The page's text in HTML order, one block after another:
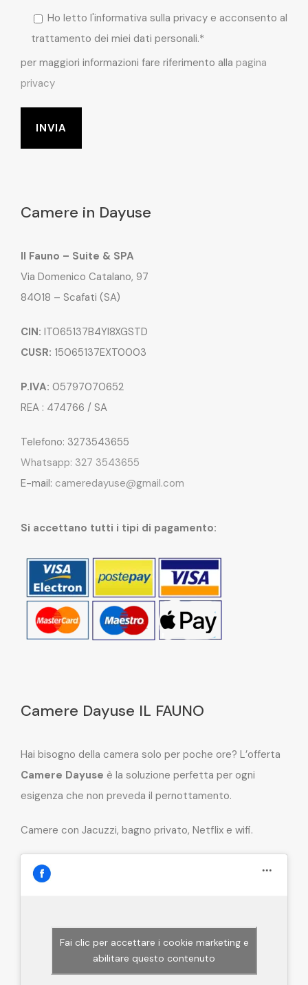
Ho letto l'informativa sulla privacy e acconsento al
trattamento dei miei dati personali.*
per maggiori informazioni fare riferimento alla pagina
privacy
Camere in Dayuse
Il Fauno – Suite & SPA
Via Domenico Catalano, 97
84018 – Scafati (SA)
CIN: IT065137B4YI8XGSTD
CUSR: 15065137EXT0003
P.IVA: 05797070652
REA : 474766 / SA
Telefono: 3273543655
Whatsapp: 327 3543655
E-mail: cameredayuse@gmail.com
Si accettano tutti i tipi di pagamento:
Camere Dayuse IL FAUNO
Hai bisogno della camera solo per poche ore? L’offerta
Camere Dayuse è la soluzione perfetta per ogni
esigenza che non preveda il pernottamento.
Camere con Jacuzzi, bagno privato, Netflix e wifi.
Fai clic per accettare i cookie marketing e
abilitare questo contenuto